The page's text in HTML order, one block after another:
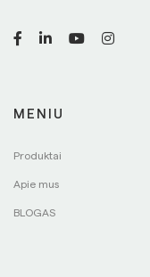
MENIU
Produktai
Apie mus
BLOGAS